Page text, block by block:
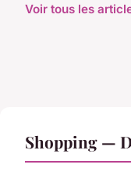
Voir tous les
Shopping —